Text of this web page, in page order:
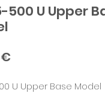
500 U Upper
€
U Upper Base Model